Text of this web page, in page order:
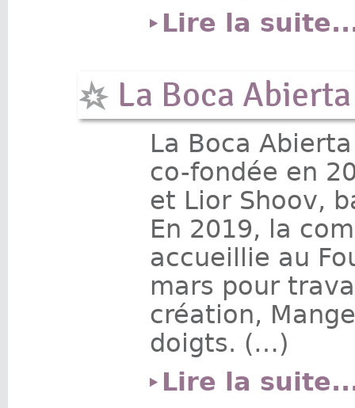
Lire la
La Boca Abierta
La Boca
co-fondée en
et Lior Shoov,
En 2019, la
accueillie au
mars pour
création,
doigts. (…)
Lire la